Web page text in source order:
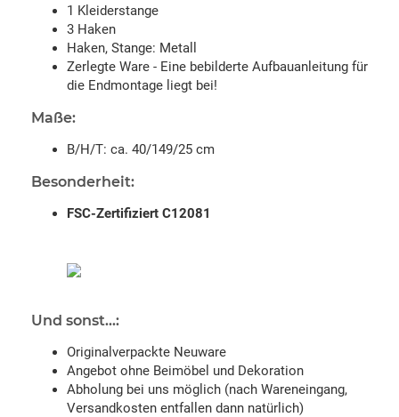
1 Kleiderstange
3 Haken
Haken, Stange: Metall
Zerlegte Ware - Eine bebilderte Aufbauanleitung für
die Endmontage liegt bei!
Maße:
B/H/T: ca. 40/149/25 cm
Besonderheit:
FSC-Zertifiziert C12081
Und sonst...:
Originalverpackte Neuware
Angebot ohne Beimöbel und Dekoration
Abholung bei uns möglich (nach Wareneingang,
Versandkosten entfallen dann natürlich)